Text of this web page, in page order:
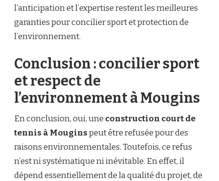
l’anticipation et l’expertise restent les meilleures
garanties pour concilier sport et protection de
l’environnement.
Conclusion : concilier sport
et respect de
l’environnement à Mougins
En conclusion, oui, une construction court de
tennis à Mouginspeut être refusée pour des
raisons environnementales. Toutefois, ce refus
n’est ni systématique ni inévitable. En effet, il
dépend essentiellement de la qualité du projet, de